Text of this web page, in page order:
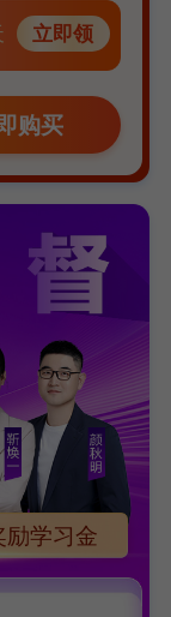
立即领
购买
学习金